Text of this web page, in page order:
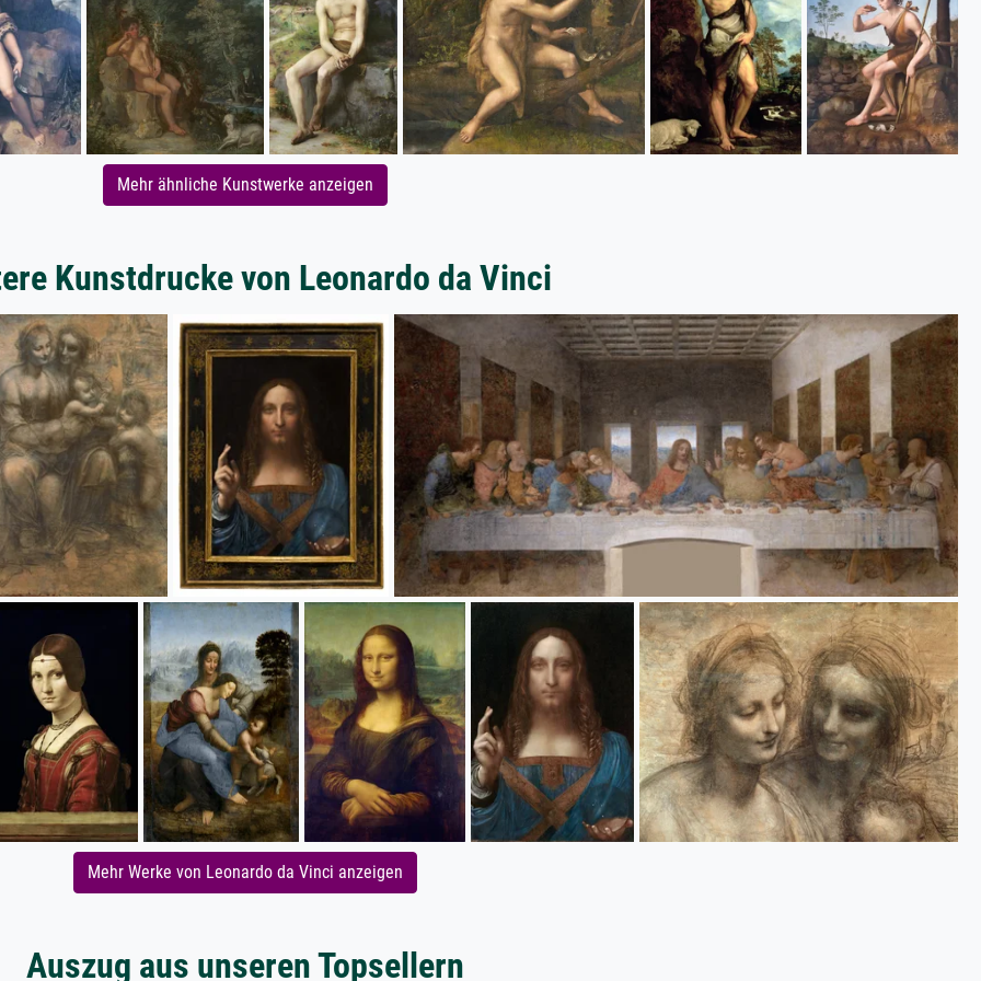
Mehr ähnliche Kunstwerke anzeigen
Kunstdrucke von Leonardo da Vinci
Mehr Werke von Leonardo da Vinci anzeigen
Auszug aus unseren Topsellern